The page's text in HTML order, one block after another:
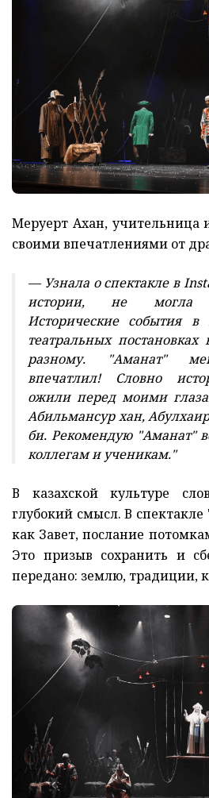
Меруерт Ахан, учительница
своими впечатлениями от
— Узнала о спектакле в
истории, не могла
Исторические события
театральных
разному. "Аманат"
впечатлил! Словно
ожили перед моими
Абильмансур хан,
би. Рекомендую "Аманат"
коллегам и ученикам."
В казахской культуре
глубокий смысл. В
как Завет, послание
Это призыв сохранить и
передано: землю, традиции,